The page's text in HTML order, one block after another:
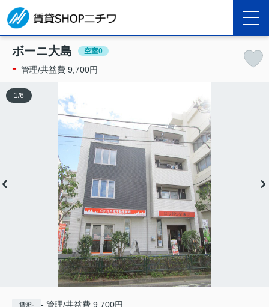
ボーニ大島 空室0
- 管理/共益費 9,700円
1 /6
賃料 - 管理/共益費 9,700円